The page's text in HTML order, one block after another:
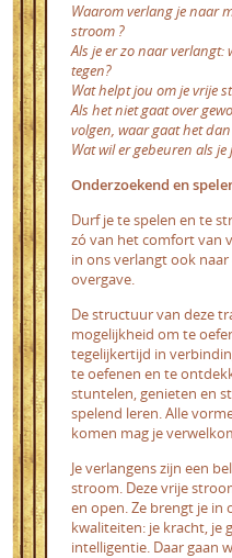
Waarom verlang je naar
stroom ?
Als je er zo naar
tegen?
Wat helpt jou om je vrije
Als het niet gaat over
volgen, waar gaat het
Wat wil er gebeuren als
Onderzoekend en
Durf je te spelen en te
zó van het comfort van
in ons verlangt ook
overgave.
De structuur van deze
mogelijkheid om te
tegelijkertijd in
te oefenen en te
stuntelen, genieten en
spelend leren. Alle
komen mag je
Je verlangens zijn een
stroom. Deze vrije
en open. Ze brengt je in
kwaliteiten: je kracht, je
intelligentie. Daar gaan